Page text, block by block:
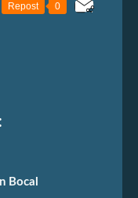
Repost 0
Bocal